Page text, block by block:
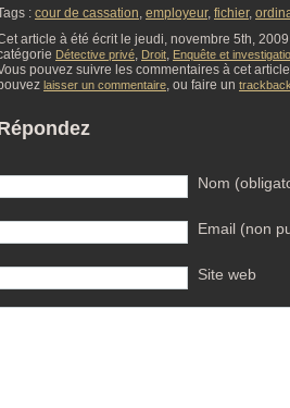
: cour de cassation, employeur, fichier,
article à été écrit le jeudi, novembre 5th,
Détective privé, Droit, Enquête et
pouvez suivre les commentaires à cet
laisser un commentaire, ou faire un trackback
Nom
Email (non
Site web